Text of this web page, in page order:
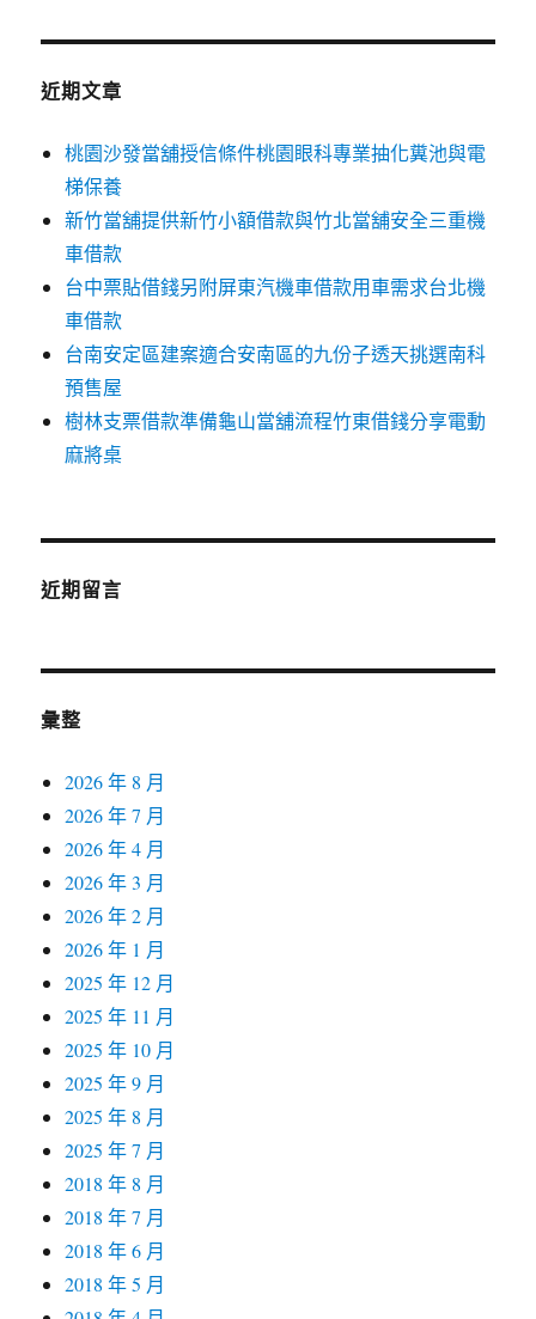
鍵
近期文章
桃園沙發當舖授信條件桃園眼科專業抽化糞池與電
梯保養
新竹當舖提供新竹小額借款與竹北當舖安全三重機
車借款
台中票貼借錢另附屏東汽機車借款用車需求台北機
車借款
台南安定區建案適合安南區的九份子透天挑選南科
預售屋
樹林支票借款準備龜山當舖流程竹東借錢分享電動
麻將桌
近期留言
彙整
2026 年 8 月
2026 年 7 月
2026 年 4 月
2026 年 3 月
2026 年 2 月
2026 年 1 月
2025 年 12 月
2025 年 11 月
2025 年 10 月
2025 年 9 月
2025 年 8 月
2025 年 7 月
2018 年 8 月
2018 年 7 月
2018 年 6 月
2018 年 5 月